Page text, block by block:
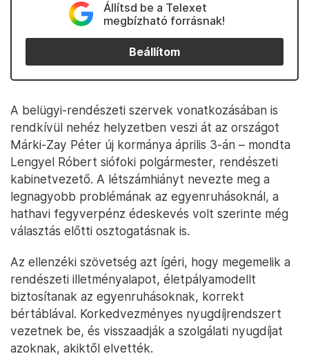
Állítsd be a Telexet
megbízható forrásnak!
Beállítom
A belügyi-rendészeti szervek vonatkozásában is
rendkívül nehéz helyzetben veszi át az országot
Márki-Zay Péter új kormánya április 3-án – mondta
Lengyel Róbert siófoki polgármester, rendészeti
kabinetvezető. A létszámhiányt nevezte meg a
legnagyobb problémának az egyenruhásoknál, a
hathavi fegyverpénz édeskevés volt szerinte még
választás előtti osztogatásnak is.
Az ellenzéki szövetség azt ígéri, hogy megemelik a
rendészeti illetményalapot, életpályamodellt
biztosítanak az egyenruhásoknak, korrekt
bértáblával. Korkedvezményes nyugdíjrendszert
vezetnek be, és visszaadják a szolgálati nyugdíjat
azoknak, akiktől elvették.